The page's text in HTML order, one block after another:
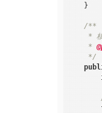
    }
/**
*
     *
     */